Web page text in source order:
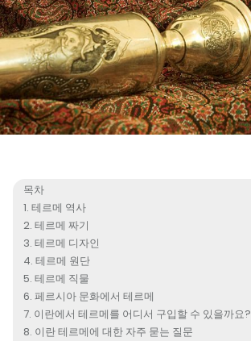
목차
테르메 역사
테르메 짜기
테르메 디자인
테르메 원단
테르메 직물
페르시아 문화에서 테르메
이란에서 테르메를 어디서 구입할 수 있을까요?
이란 테르메에 대한 자주 묻는 질문